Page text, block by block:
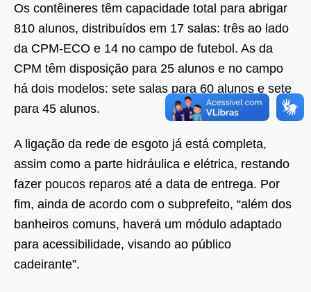
Os contêineres têm capacidade total para abrigar
810 alunos, distribuídos em 17 salas: três ao lado
da CPM-ECO e 14 no campo de futebol. As da
CPM têm disposição para 25 alunos e no campo
há dois modelos: sete salas para 60 alunos e sete
para 45 alunos.
A ligação da rede de esgoto já está completa,
assim como a parte hidráulica e elétrica, restando
fazer poucos reparos até a data de entrega. Por
fim, ainda de acordo com o subprefeito, “além dos
banheiros comuns, haverá um módulo adaptado
para acessibilidade, visando ao público
cadeirante”.